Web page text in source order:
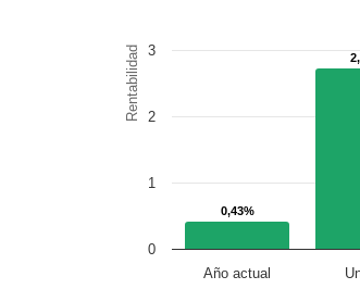
Rentabilidad
0,43%
0,43%
Año actual
0
1
2
3